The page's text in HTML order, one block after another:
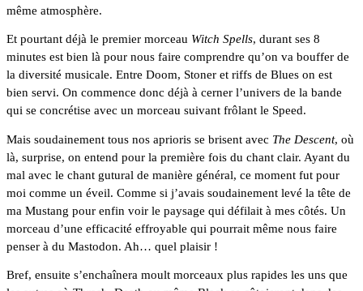
même atmosphère.
Et pourtant déjà le premier morceau Witch Spells, durant ses 8
minutes est bien là pour nous faire comprendre qu’on va bouffer de
la diversité musicale. Entre Doom, Stoner et riffs de Blues on est
bien servi. On commence donc déjà à cerner l’univers de la bande
qui se concrétise avec un morceau suivant frôlant le Speed.
Mais soudainement tous nos aprioris se brisent avec The Descent, où
là, surprise, on entend pour la première fois du chant clair. Ayant du
mal avec le chant gutural de manière général, ce moment fut pour
moi comme un éveil. Comme si j’avais soudainement levé la tête de
ma Mustang pour enfin voir le paysage qui défilait à mes côtés. Un
morceau d’une efficacité effroyable qui pourrait même nous faire
penser à du Mastodon. Ah… quel plaisir !
Bref, ensuite s’enchaînera moult morceaux plus rapides les uns que